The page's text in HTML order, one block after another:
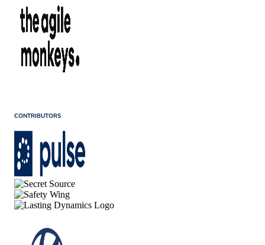
CONTRIBUTORS